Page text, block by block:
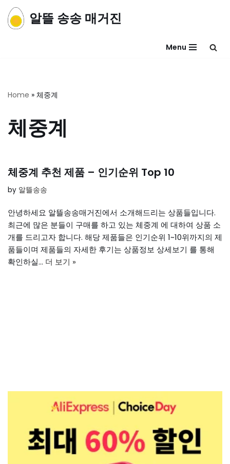
콘
알뜰 송송 매거진
Menu
Home » 체중계
체중계
체중계 추천 제품 – 인기순위 Top 10
by 알뜰송송
안녕하세요 알뜰송송매거진에서 소개해드리는 상품들입니다.
최근에 많은 분들이 구매를 하고 있는 체중계 에 대하여 상품 소
개를 드리고자 합니다. 해당 제품들은 인기순위 1~10위까지의 제
품들이며 제품들의 자세한 후기는 상품정보 상세보기 를 통해
확인하실… 더 보기 »